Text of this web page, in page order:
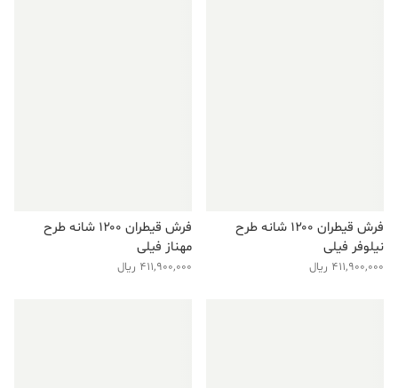
فرش قیطران ۱۲۰۰ شانه طرح
نیلوفر فیلی
411,900,000 ریال
فرش قیطران ۱۲۰۰ شانه طرح
مهناز فیلی
411,900,000 ریال